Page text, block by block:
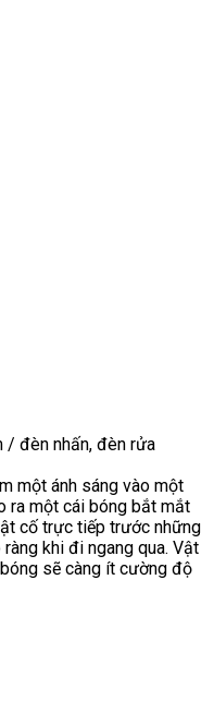
/ đèn nhấn, đèn rửa
một ánh sáng vào một
ra một cái bóng bắt mắt
cố trực tiếp trước những
khi đi ngang qua. Vật
sẽ càng ít cường độ